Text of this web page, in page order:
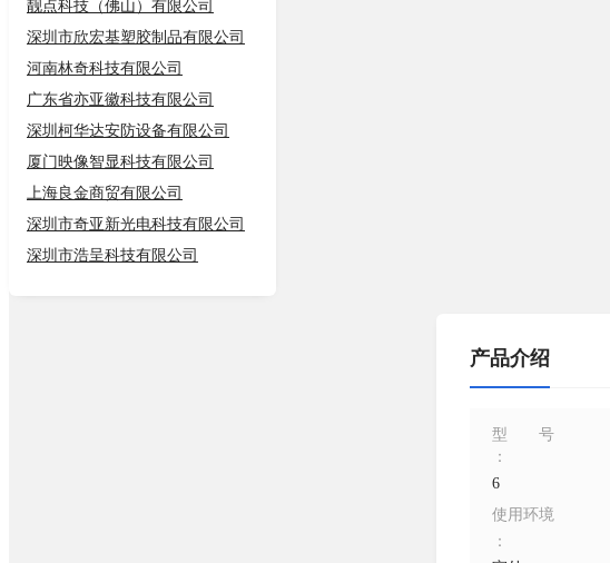
靓点科技（佛山）有限公司
深圳市欣宏基塑胶制品有限公司
河南林奇科技有限公司
广东省亦亚徽科技有限公司
深圳柯华达安防设备有限公司
厦门映像智显科技有限公司
上海良金商贸有限公司
深圳市奇亚新光电科技有限公司
深圳市浩呈科技有限公司
产品介绍
型号
：
6
使用环境
：